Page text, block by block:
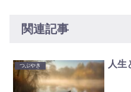
関連記事
つぶやき 人